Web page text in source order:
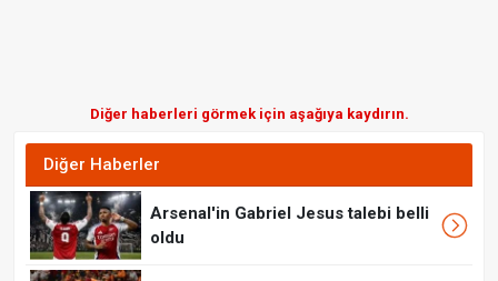
Diğer haberleri görmek için aşağıya kaydırın.
Diğer Haberler
Arsenal'in Gabriel Jesus talebi belli
oldu